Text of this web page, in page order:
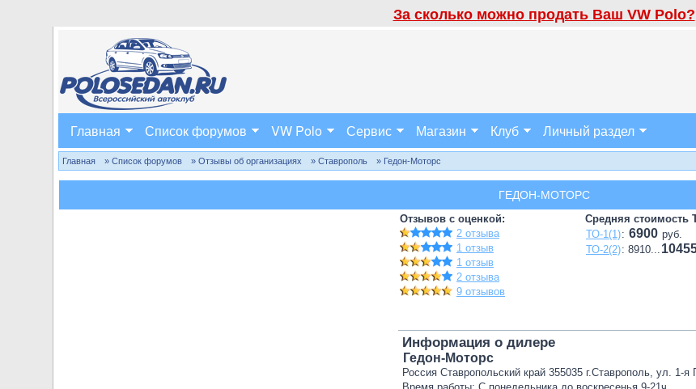
За сколько можно продать Ваш VW Polo?
Главная Список форумов VW Polo Сервис Магазин Клуб Личный раздел
Главная » Список форумов » Отзывы об организациях » Ставрополь » Гедон-Моторс
ГЕДОН-МОТОРС
Отзывов с оценкой:
2 отзыва
1 отзыв
1 отзыв
2 отзыва
9 отзывов
Средняя стоимость
ТО-1(1): 6900 руб.
ТО-2(2): 8910...
Информация о дилере
Гедон-Моторс
Россия Ставропольский край 355035 г.Ставрополь, ул. 1-